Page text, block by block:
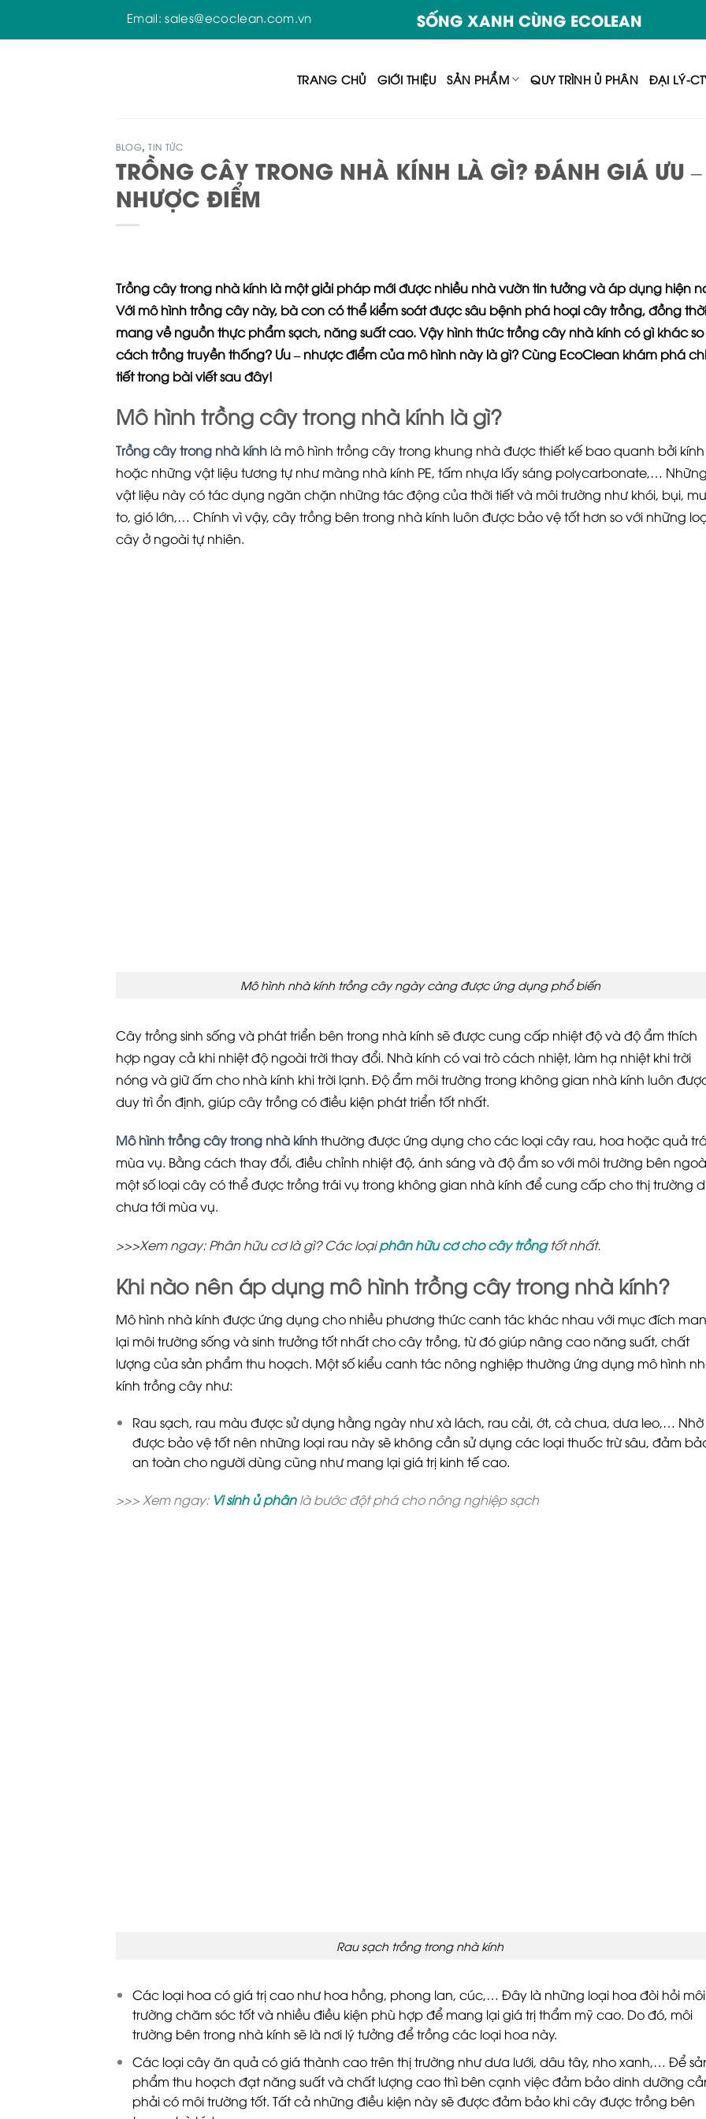
Email:sales@ecoclean.com.vn SỐNG XANH CÙNG ECOLEAN
TRANG CHỦ GIỚI THIỆU SẢN PHẨM QUY TRÌNH Ủ PHÂN ĐẠI LÝ-
BLOG,TIN TỨC
TRỒNG CÂY TRONG NHÀ KÍNH LÀ GÌ? ĐÁNH GIÁ ƯU –
NHƯỢC ĐIỂM
Trồng cây trong nhà kính là một giải pháp mới được nhiều nhà vườn tin tưởng và áp dụng hiện
Với mô hình trồng cây này, bà con có thể kiểm soát được sâu bệnh phá hoại cây trồng, đồng thời
mang về nguồn thực phẩm sạch, năng suất cao. Vậy hình thức trồng cây nhà kính có gì khác so
cách trồng truyền thống? Ưu – nhược điểm của mô hình này là gì? Cùng EcoClean khám phá chi
tiết trong bài viết sau đây!
Mô hình trồng cây trong nhà kính là gì?
Trồng cây trong nhà kính là mô hình trồng cây trong khung nhà được thiết kế bao quanh bởi kính
hoặc những vật liệu tương tự như màng nhà kính PE, tấm nhựa lấy sáng polycarbonate,…
vật liệu này có tác dụng ngăn chặn những tác động của thời tiết và môi trường như khói, bụi,
to, gió lớn,… Chính vì vậy, cây trồng bên trong nhà kính luôn được bảo vệ tốt hơn so với những
cây ở ngoài tự nhiên.
Mô hình nhà kính trồng cây ngày càng được ứng dụng phổ biến
Cây trồng sinh sống và phát triển bên trong nhà kính sẽ được cung cấp nhiệt độ và độ ẩm thích
hợp ngay cả khi nhiệt độ ngoài trời thay đổi. Nhà kính có vai trò cách nhiệt, làm hạ nhiệt khi trời
nóng và giữ ấm cho nhà kính khi trời lạnh. Độ ẩm môi trường trong không gian nhà kính luôn
duy trì ổn định, giúp cây trồng có điều kiện phát triển tốt nhất.
Mô hình trồng cây trong nhà kínhthường được ứng dụng cho các loại cây rau, hoa hoặc quả
mùa vụ. Bằng cách thay đổi, điều chỉnh nhiệt độ, ánh sáng và độ ẩm so với môi trường bên
một số loại cây có thể được trồng trái vụ trong không gian nhà kính để cung cấp cho thị trường
chưa tới mùa vụ.
>>>Xem ngay: Phân hữu cơ là gì? Các loại phân hữu cơ cho cây trồng tốt nhất.
Khi nào nên áp dụng mô hình trồng cây trong nhà kính?
Mô hình nhà kính được ứng dụng cho nhiều phương thức canh tác khác nhau với mục đích
lại môi trường sống và sinh trưởng tốt nhất cho cây trồng, từ đó giúp nâng cao năng suất, chất
lượng của sản phẩm thu hoạch. Một số kiểu canh tác nông nghiệp thường ứng dụng mô hình
kính trồng cây như:
Rau sạch, rau màu được sử dụng hằng ngày như xà lách, rau cải, ớt, cà chua, dưa leo,… Nhờ
được bảo vệ tốt nên những loại rau này sẽ không cần sử dụng các loại thuốc trừ sâu, đảm
an toàn cho người dùng cũng như mang lại giá trị kinh tế cao.
>>> Xem ngay: Vi sinh ủ phânlà bước đột phá cho nông nghiệp sạch
Rau sạch trồng trong nhà kính
Các loại hoa có giá trị cao như hoa hồng, phong lan, cúc,… Đây là những loại hoa đòi hỏi môi
trường chăm sóc tốt và nhiều điều kiện phù hợp để mang lại giá trị thẩm mỹ cao. Do đó, môi
trường bên trong nhà kính sẽ là nơi lý tưởng để trồng các loại hoa này.
Các loại cây ăn quả có giá thành cao trên thị trường như dưa lưới, dâu tây, nho xanh,… Để
phẩm thu hoạch đạt năng suất và chất lượng cao thì bên cạnh việc đảm bảo dinh dưỡng
phải có môi trường tốt. Tất cả những điều kiện này sẽ được đảm bảo khi cây được trồng bên